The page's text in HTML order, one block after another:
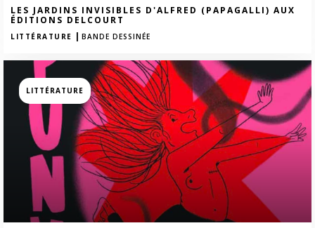
LES JARDINS INVISIBLES D'ALFRED (PAPAGALLI) AUX
ÉDITIONS DELCOURT
LITTÉRATURE | BANDE DESSINÉE
LITTÉRATURE